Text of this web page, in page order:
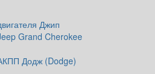
Джип
Grand Cherokee
Додж (Dodge)